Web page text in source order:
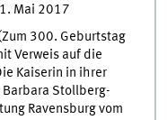
Mai 2017
300. Geburtstag
Verweis auf die
Kaiserin in ihrer
Stollberg-
Ravensburg vom